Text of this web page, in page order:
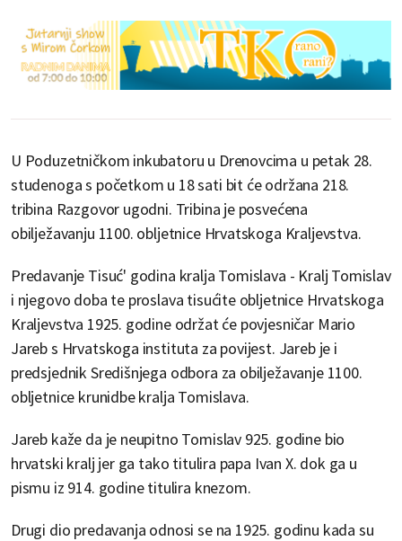
U Poduzetničkom inkubatoru u Drenovcima u petak 28.
studenoga s početkom u 18 sati bit će održana 218.
tribina Razgovor ugodni. Tribina je posvećena
obilježavanju 1100. obljetnice Hrvatskoga Kraljevstva.
Predavanje Tisuć' godina kralja Tomislava - Kralj Tomislav
i njegovo doba te proslava tisućite obljetnice Hrvatskoga
Kraljevstva 1925. godine održat će povjesničar Mario
Jareb s Hrvatskoga instituta za povijest. Jareb je i
predsjednik Središnjega odbora za obilježavanje 1100.
obljetnice krunidbe kralja Tomislava.
Jareb kaže da je neupitno Tomislav 925. godine bio
hrvatski kralj jer ga tako titulira papa Ivan X. dok ga u
pismu iz 914. godine titulira knezom.
Drugi dio predavanja odnosi se na 1925. godinu kada su